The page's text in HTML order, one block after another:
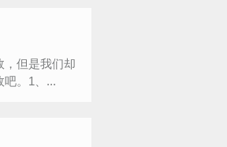
，但是我们却
吧。1、...